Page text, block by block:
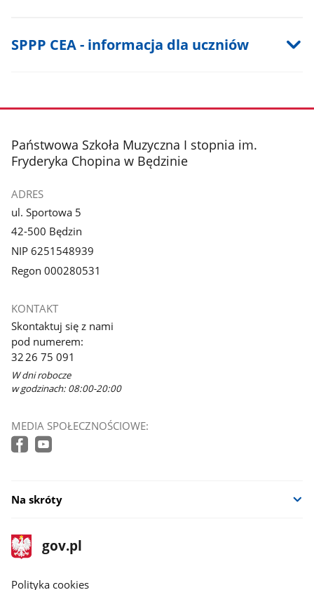
SPPP CEA - informacja dla uczniów
stopka
Państwowa Szkoła Muzyczna I stopnia im.
Fryderyka Chopina w Będzinie
ADRES
ul. Sportowa 5
42-500 Będzin
NIP 6251548939
Regon 000280531
KONTAKT
Skontaktuj się z nami
pod numerem:
32 26 75 091
W dni robocze
w godzinach: 08:00-20:00
MEDIA SPOŁECZNOŚCIOWE:
Na skróty
stopka
gov.pl
Strona
gov.pl
gov.pl
Polityka cookies